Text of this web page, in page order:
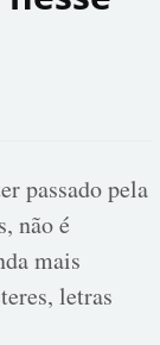
passado pela
não é
mais
letras